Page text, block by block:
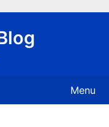
Menu